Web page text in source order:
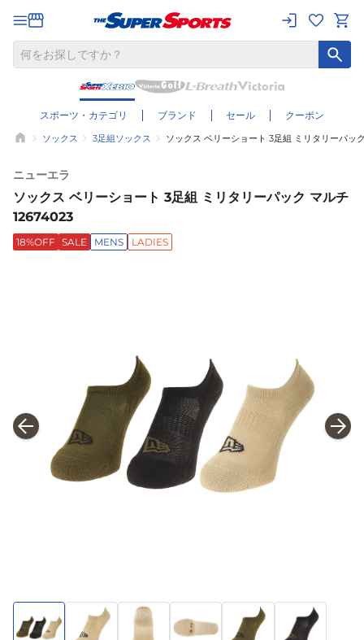
スポーツ・カテゴリ ブランド セール クーポン
ソックス 3足組ソックス ソックス ベリーショート 3足組 ミリタリーパッ
ニューエラ
ソックス ベリーショート 3足組 ミリタリーパック マルチ
12674023
18%OFF SALE MENS LADIES